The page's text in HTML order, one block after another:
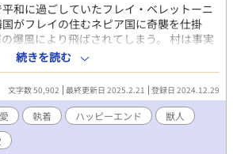
和に過ごしていたフレイ・ベレットーニ
がフレイの住むネピア国に奇襲を仕掛
爆風により飛ばされてしまう。 村は事実
出す大事件となった。フレイもその事件
いとなり、救助され治療を受けた街にあ
、17歳の年までそこで過ごすことになる。
境は落ち込むものだったが、雪の上で瀕
った人物が心の支えとなっていた。 フレ
ディア王国にある魔法学園《マギア》に
そこで出会った先輩が、どうしても自分
続きを読む
文字数 50,902 最終更新日 2025.2.21 登録日 2024.12.29
執着 ハッピーエンド
獣人